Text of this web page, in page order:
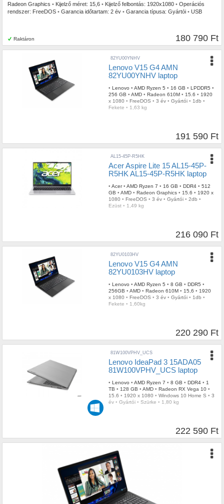
Raktáron
Radeon Graphics • Kijelző méret: 15,6 • Kijelző felbontás: 1920x1080 • Operációs
rendszer: FreeDOS • Garancia időtartam: 2 év • Garancia típusa: Gyártói • USB
180 790 Ft
82YU00YNHV
Lenovo V15 G4 AMN
82YU00YNHV laptop
• Lenovo • AMD Ryzen 5 • 16 GB • LPDDR5 •
256 GB • AMD • Radeon 610M • 15.6 • 1920
x 1080 • FreeDOS • 3 év • Gyártói • 1db •
Fekete • 1,63 kg
191 590 Ft
AL15-45P-R5HK
Acer Aspire Lite 15 AL15-45P-
R5HK AL15-45P-R5HK laptop
• Acer • AMD Ryzen 7 • 16 GB • DDR4 • 512
GB • AMD • Radeon Graphics • 15.6 • 1920 x
1080 • FreeDOS • 3 év • Gyártói • 2db •
Ezüst • 1,49 kg
216 090 Ft
82YU0103HV
Lenovo V15 G4 AMN
82YU0103HV laptop
• Lenovo • AMD Ryzen 5 • 8 GB • DDR5 •
256GB • AMD • Radeon 610M • 15,6 • 1920
x 1080 • FreeDOS • 3 év • Gyártói • 1db •
Fekete • 1,60kg
220 290 Ft
81W100VPHV_UCS
Lenovo IdeaPad 3 15ADA05
81W100VPHV_UCS laptop
• Lenovo • AMD Ryzen 7 • 8 GB • DDR4 • 1
TB • 128 GB • AMD • Radeon RX Vega 10 •
15.6 • 1920 x 1080 • Windows 10 Home S • 3
év • Gyártói • Szürke • 1,80 kg
222 590 Ft